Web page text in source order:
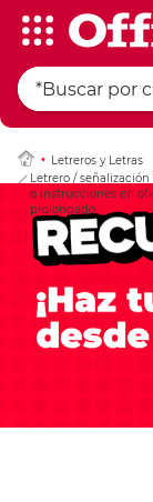
Letreros y Letras
Letrero /
o instrucciones en
prolongado.